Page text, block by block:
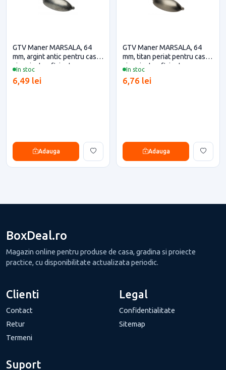
In stoc
GTV Maner MARSALA, 64
mm, argint antic pentru casa
si proiecte eficiente
6,49 lei
Adauga
In stoc
GTV Maner MARSALA, 64
mm, titan periat pentru casa
si proiecte eficiente
6,76 lei
Adauga
BoxDeal.ro
Magazin online pentru produse de casa, gradina si proiecte
practice, cu disponibilitate actualizata periodic.
Clienti
Contact
Retur
Termeni
Legal
Confidentialitate
Sitemap
Suport